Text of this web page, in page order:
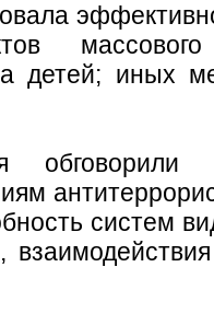
детей; иных
систем